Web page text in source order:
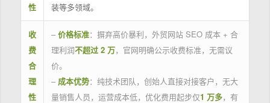
性
装等多领域。
收
费
合
理
性
– 价格标准：摒弃高价暴利，外贸网站 SEO 成本 + 合
理利润不超过 2 万，官网明确公示收费标准，无需议
价。
– 成本优势：纯技术团队，创始人直接对接客户，无大
量销售人员，运营成本低，优化费用起步仅1 万多，有